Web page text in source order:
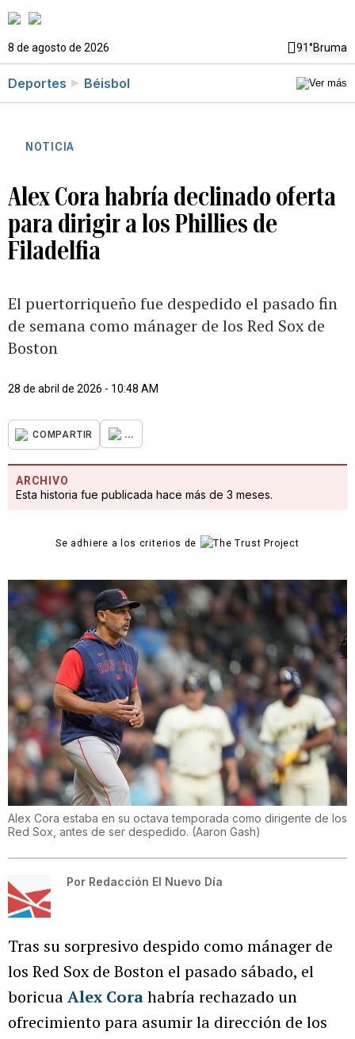
8 de agosto de 2026 91°Bruma
Deportes Béisbol
NOTICIA
Alex Cora habría declinado oferta
para dirigir a los Phillies de
Filadelfia
El puertorriqueño fue despedido el pasado fin
de semana como mánager de los Red Sox de
Boston
28 de abril de 2026 - 10:48 AM
COMPARTIR ...
ARCHIVO
Esta historia fue publicada hace más de 3 meses.
Se adhiere a los criterios de
Alex Cora estaba en su octava temporada como dirigente de los
Red Sox, antes de ser despedido. (Aaron Gash)
Por Redacción El Nuevo Día
Tras su sorpresivo despido como mánager de
los Red Sox de Boston el pasado sábado, el
boricuaAlex Corahabría rechazado un
ofrecimiento para asumir la dirección de los